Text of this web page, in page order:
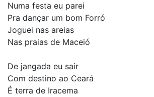
Numa festa eu parei
Pra dançar um bom Forró
Joguei nas areias
Nas praias de Maceió
De jangada eu sair
Com destino ao Ceará
É terra de Iracema